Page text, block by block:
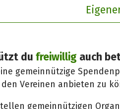
dufreiwillig auch
gemeinnützige
Vereinen anbieten zu
gemeinnützigen